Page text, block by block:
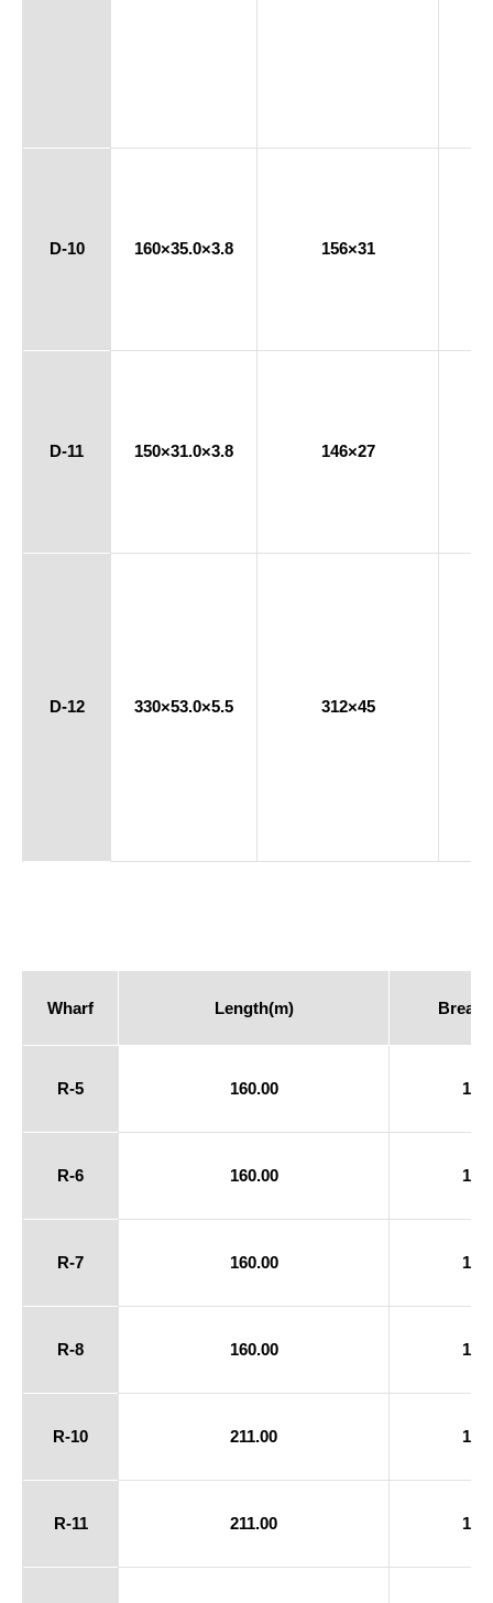
D-10 160×35.0×3.8 156×31
D-11 150×31.0×3.8 146×27
D-12 330×53.0×5.5 312×45
Wharf Length(m)
R-5 160.00
R-6 160.00
R-7 160.00
R-8 160.00
R-10 211.00
R-11 211.00